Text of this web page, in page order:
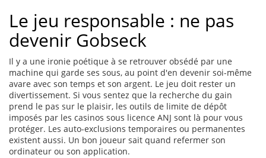
Le jeu responsable : ne pas
devenir Gobseck
Il y a une ironie poétique à se retrouver obsédé par une
machine qui garde ses sous, au point d'en devenir soi-même
avare avec son temps et son argent. Le jeu doit rester un
divertissement. Si vous sentez que la recherche du gain
prend le pas sur le plaisir, les outils de limite de dépôt
imposés par les casinos sous licence ANJ sont là pour vous
protéger. Les auto-exclusions temporaires ou permanentes
existent aussi. Un bon joueur sait quand refermer son
ordinateur ou son application.